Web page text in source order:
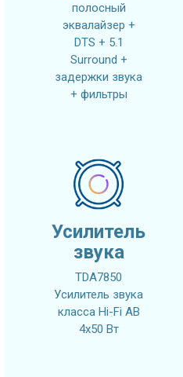
полосный
эквалайзер +
DTS + 5.1
Surround +
задержки звука
+ фильтры
Усилитель
звука
TDA7850
Усилитель звука
класса Hi-Fi AB
4x50 Вт